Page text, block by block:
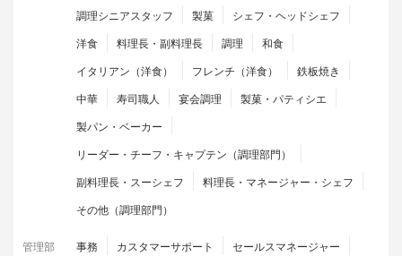
調理シニアスタッフ
製菓
シェフ・ヘッドシェフ
洋食
料理長・副料理長 調理
和食
イタリアン（洋食）
フレンチ（洋食）
鉄板焼き
中華
寿司職人 宴会調理
製菓・パティシエ
製パン・ベーカー
リーダー・チーフ・キャプテン（調理部門）
副料理長・スーシェフ
料理長・マネージャー・シェフ
その他（調理部門）
管理部
事務 カスタマーサポート
セールスマネージャー